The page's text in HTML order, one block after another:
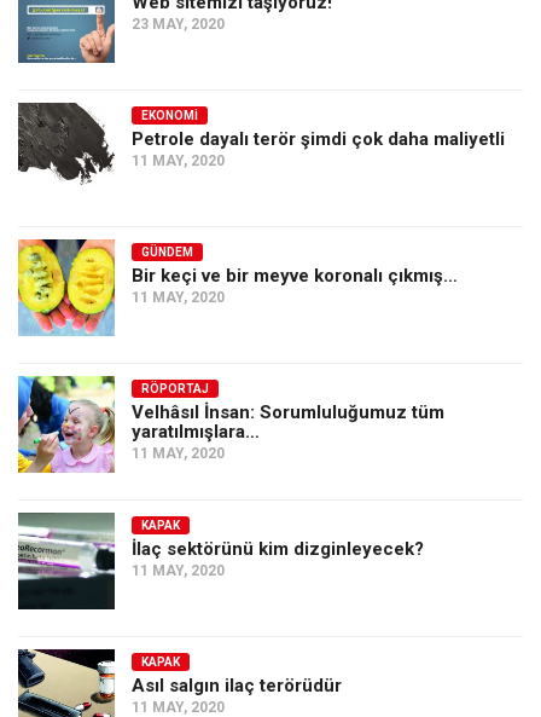
Amerika
Düşünce
Dosyalar
23 MAY, 2020
EKONOMI
Petrole dayalı terör şimdi çok daha maliyetli
11 MAY, 2020
GÜNDEM
Bir keçi ve bir meyve koronalı çıkmış…
11 MAY, 2020
RÖPORTAJ
Velhâsıl İnsan: Sorumluluğumuz tüm
yaratılmışlara…
11 MAY, 2020
KAPAK
İlaç sektörünü kim dizginleyecek?
11 MAY, 2020
KAPAK
Asıl salgın ilaç terörüdür
11 MAY, 2020